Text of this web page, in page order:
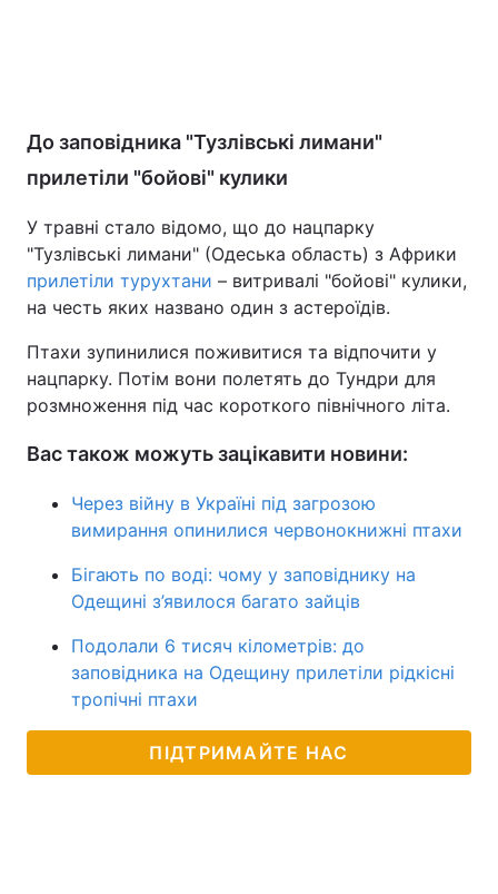
До заповідника "Тузлівські лимани"
прилетіли "бойові" кулики
У травні стало відомо, що до нацпарку
"Тузлівські лимани" (Одеська область) з Африки
прилетіли турухтани – витривалі "бойові" кулики,
на честь яких названо один з астероїдів.
Птахи зупинилися поживитися та відпочити у
нацпарку. Потім вони полетять до Тундри для
розмноження під час короткого північного літа.
Вас також можуть зацікавити новини:
Через війну в Україні під загрозою
вимирання опинилися червонокнижні птахи
Бігають по воді: чому у заповіднику на
Одещині з’явилося багато зайців
Подолали 6 тисяч кілометрів: до
заповідника на Одещину прилетіли рідкісні
тропічні птахи
ПІДТРИМАЙТЕ НАС